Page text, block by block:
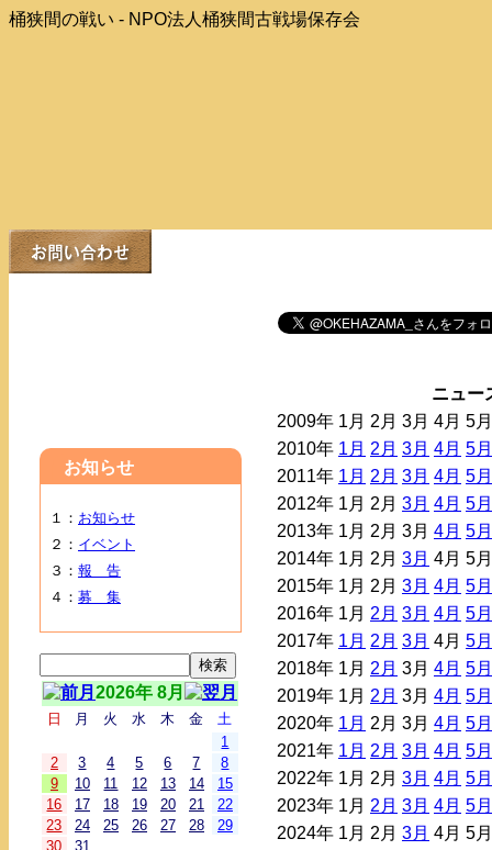
桶狭間の戦い - NPO法人桶狭間古戦場保存会
お知らせ
１： お知らせ
２： イベント
３： 報 告
４： 募 集
2026年 8月
日 月 火 水 木 金
土
1
2
3 4 5 6 7
8
9
10 11 12 13 14
15
16
17 18 19 20 21
22
23
24 25 26 27 28
29
30
31
ニュー
2009年 1月 2月 3月 4月 5月
2010年 1月 2月 3月 4月 5月
2011年 1月 2月 3月 4月 5月
2012年 1月 2月 3月 4月 5月
2013年 1月 2月 3月 4月 5月
2014年 1月 2月 3月 4月 5月
2015年 1月 2月 3月 4月 5月
2016年 1月 2月 3月 4月 5月
2017年 1月 2月 3月 4月 5月
2018年 1月 2月 3月 4月 5月
2019年 1月 2月 3月 4月 5月
2020年 1月 2月 3月 4月 5月
2021年 1月 2月 3月 4月 5月
2022年 1月 2月 3月 4月 5月
2023年 1月 2月 3月 4月 5月
2024年 1月 2月 3月 4月 5月